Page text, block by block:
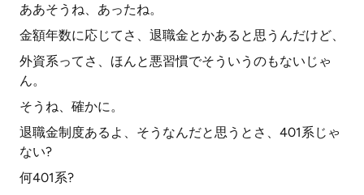
ああそうね、あったね。
金額年数に応じてさ、退職金とかあると思うんだけど、
外資系ってさ、ほんと悪習慣でそういうのもないじゃ
ん。
そうね、確かに。
退職金制度あるよ、そうなんだと思うとさ、401系じゃ
ない?
何401系?